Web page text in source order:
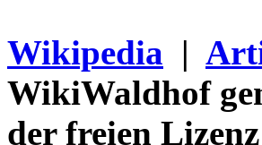
Wikipedia |
WikiWaldhof
der freien Lizenz